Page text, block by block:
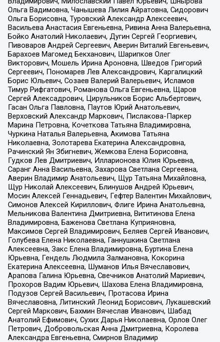
Ольга Вадимовна, Чанышева Лилия Айратовна, Сидорович
Ольга Борисовна, Туровский Александр Алексеевич,
Васильева Анастасия Евгеньевна, Ривина Анна Валерьевна,
Бойко Анатолий Николаевич, Дугин Сергей Георгиевич,
Пивоваров Андрей Сергеевич, Аверин Виталий Евгеньевич,
Барахоев Магомед Бекханович, Шарипков Олег
Викторович, Мошель Ирина Ароновна, Шведов Григорий
Сергеевич, Пономарев Лев Александрович, Каргалицкий
Борис Юльевич, Созаев Валерий Валерьевич, Исламов
Тимур Рифгатович, Романова Ольга Евгеньевна, Щаров
Сергей Алексадрович, Цирульников Борис Альбертович,
Гасан Ольга Павловна, Паутов Юрий Анатольевич,
Верховский Александр Маркович, Пислакова-Паркер
Марина Петровна, Кочеткова Татьяна Владимировна,
Чуркина Наталья Валерьевна, Акимова Татьяна
Николаевна, Золотарева Екатерина Александровна,
Рачинский Ян Збигневич, Жемкова Елена Борисовна,
Гудков Лев Дмитриевич, Илларионова Юлия Юрьевна,
Саранг Анна Васильевна, Захарова Светлана Сергеевна,
Аверин Владимир Анатольевич, Щур Татьяна Михайловна,
Щур Николай Алексеевич, Блинушов Андрей Юрьевич,
Мосин Алексей Геннадьевич, Гефтер Валентин Михайлович,
Симонов Алексей Кириллович, Флиге Ирина Анатольевна,
Мельникова Валентина Дмитриевна, Вититинова Елена
Владимировна, Баженова Светлана Куприяновна,
Максимов Сергей Владимирович, Беляев Сергей Иванович,
Голубева Елена Николаевна, Ганнушкина Светлана
Алексеевна, Закс Елена Владимировна, Буртина Елена
Юрьевна, Гендель Людмила Залмановна, Кокорина
Екатерина Алексеевна, Шуманов Илья Вячеславович,
Арапова Галина Юрьевна, Свечников Анатолий Мариевич,
Прохоров Вадим Юрьевич, Шахова Елена Владимировна,
Подузов Сергей Васильевич, Протасова Ирина
Вячеславовна, Литинский Леонид Борисович, Лукашевский
Сергей Маркович, Бахмин Вячеслав Иванович, Шабад
Анатолий Ефимович, Сухих Дарья Николаевна, Орлов Олег
Петрович, Добровольская Анна Дмитриевна, Королева
Александра Евгеньевна, Смирнов Владимир